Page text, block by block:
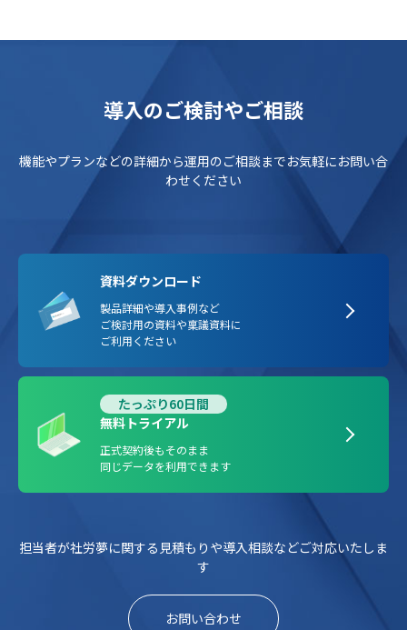
導入のご検討やご相談
機能やプランなどの詳細から運用のご相談までお気軽にお問い合
わせください
資料ダウンロード
製品詳細や導入事例など
ご検討用の資料や稟議資料に
ご利用ください
たっぷり60日間
無料トライアル
正式契約後もそのまま
同じデータを利用できます
担当者が社労夢に関する見積もりや導入相談などご対応いたしま
す
お問い合わせ